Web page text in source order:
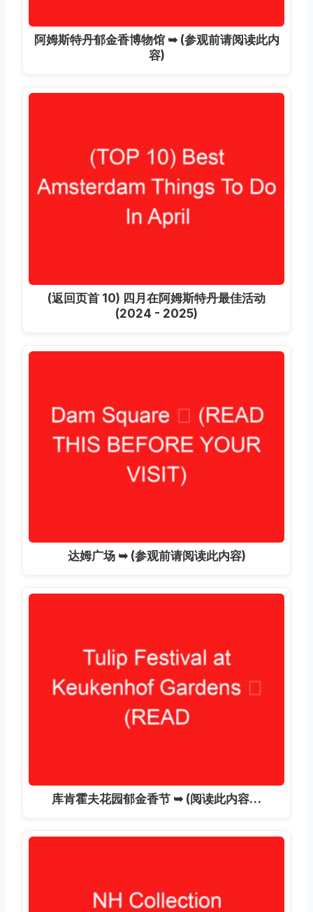
阿姆斯特丹郁金香博物馆 ➥ (参观前请阅读此内
容)
(返回页首 10) 四月在阿姆斯特丹最佳活动
(2024 - 2025)
达姆广场 ➥ (参观前请阅读此内容)
库肯霍夫花园郁金香节 ➥ (阅读此内容…